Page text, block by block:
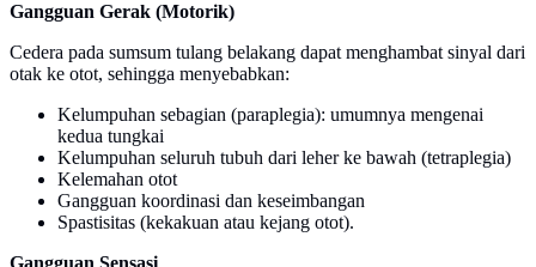
Gangguan Gerak (Motorik)
Cedera pada sumsum tulang belakang dapat menghambat sinyal dari
otak ke otot, sehingga menyebabkan:
Kelumpuhan sebagian (paraplegia): umumnya mengenai
kedua tungkai
Kelumpuhan seluruh tubuh dari leher ke bawah (tetraplegia)
Kelemahan otot
Gangguan koordinasi dan keseimbangan
Spastisitas (kekakuan atau kejang otot).
Gangguan Sensasi